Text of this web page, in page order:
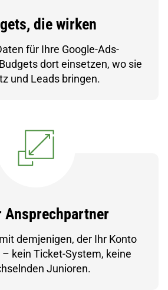
die wirken
für Ihre Google-Ads-
dort einsetzen, wo sie
und Leads bringen.
Ansprechpartner
demjenigen, der Ihr Konto
kein Ticket-System, keine
Junioren.